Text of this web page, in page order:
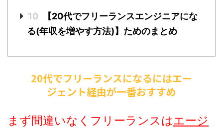
10
【20代でフリーランスエンジニアにな
る(年収を増やす方法)】ためのまとめ
20代でフリーランスになるにはエー
ジェント経由が一番おすすめ
まず間違いなくフリーランスはエージ